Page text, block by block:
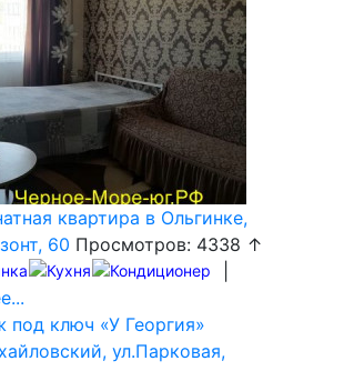
квартира в Ольгинке,
60 Просмотров: 4338 ↑